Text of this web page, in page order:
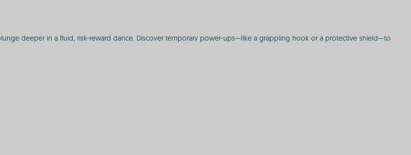
deeper in a fluid, risk-reward dance. Discover temporary power-ups—like a grappling hook or a protective shield—to